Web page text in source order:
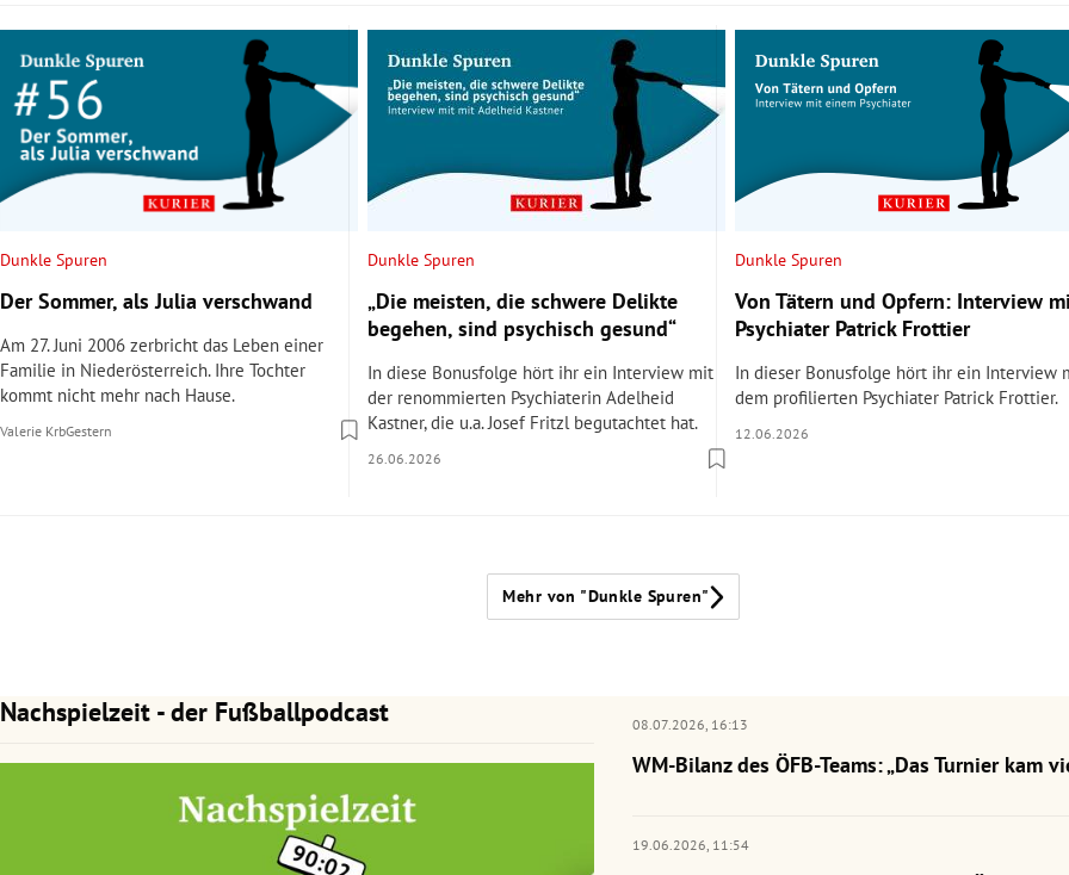
Dunkle Spuren
Der Sommer, als Julia verschwand
Am 27. Juni 2006 zerbricht das Leben einer
Familie in Niederösterreich. Ihre Tochter
kommt nicht mehr nach Hause.
Valerie KrbGestern
Dunkle Spuren
„Die meisten, die schwere Delikte
begehen, sind psychisch gesund“
In diese Bonusfolge hört ihr ein Interview mit
der renommierten Psychiaterin Adelheid
Kastner, die u.a. Josef Fritzl begutachtet hat.
26.06.2026
Dunkle Spuren
Von Tätern und Opfern: Interview
Psychiater Patrick Frottier
In dieser Bonusfolge hört ihr ein Interview
dem profilierten Psychiater Patrick Frottier.
12.06.2026
Mehr von "Dunkle Spuren"
Nachspielzeit - der Fußballpodcast 08.07.2026, 16:13
WM-Bilanz des ÖFB-Teams: „Das Turnier kam
19.06.2026, 11:54